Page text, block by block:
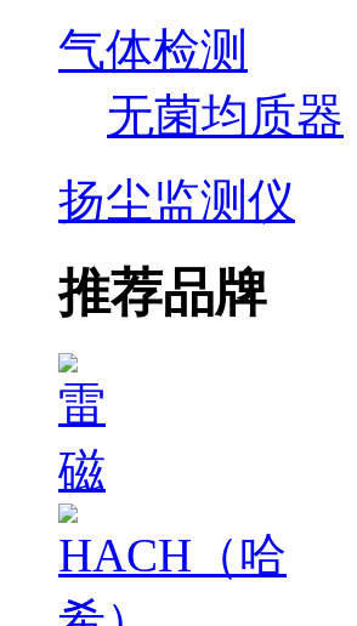
气体检测
无菌均质器
扬尘监测仪
推荐品牌